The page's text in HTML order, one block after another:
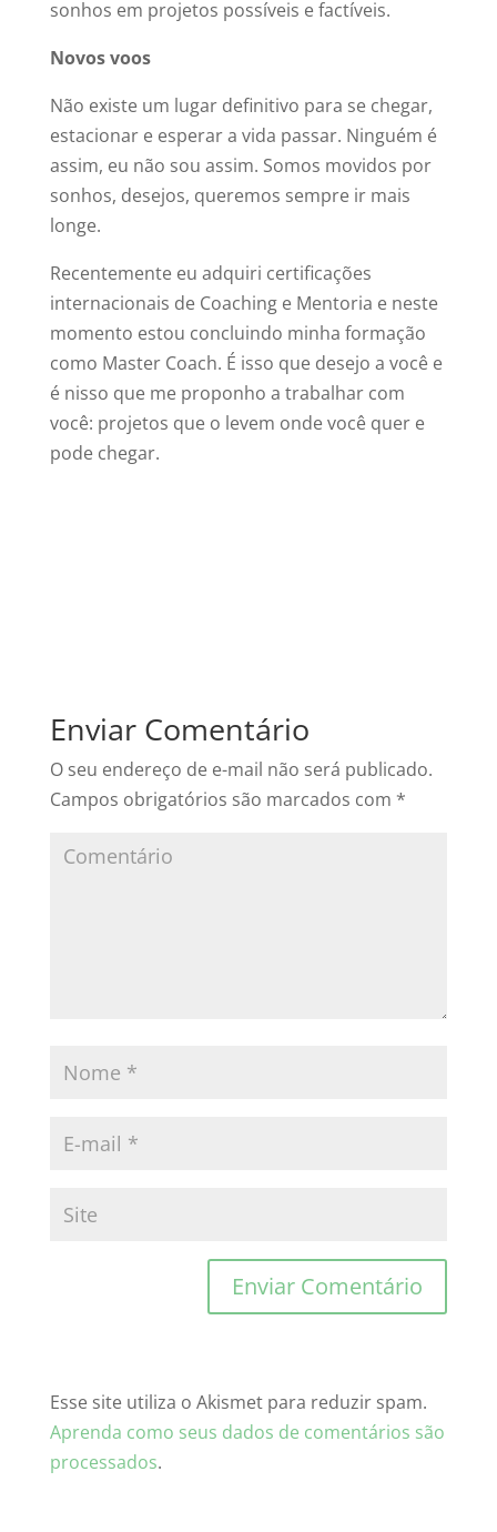
sonhos em projetos possíveis e factíveis.
Novos voos
Não existe um lugar definitivo para se chegar,
estacionar e esperar a vida passar. Ninguém é
assim, eu não sou assim. Somos movidos por
sonhos, desejos, queremos sempre ir mais
longe.
Recentemente eu adquiri certificações
internacionais de Coaching e Mentoria e neste
momento estou concluindo minha formação
como Master Coach. É isso que desejo a você e
é nisso que me proponho a trabalhar com
você: projetos que o levem onde você quer e
pode chegar.
Enviar Comentário
O seu endereço de e-mail não será publicado.
Campos obrigatórios são marcados com *
Esse site utiliza o Akismet para reduzir spam.
Aprenda como seus dados de comentários são
processados.